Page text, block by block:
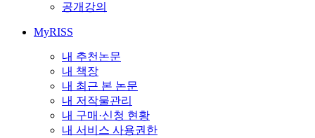
공개강의
MyRISS
내 추천논문
내 책장
내 최근 본 논문
내 저작물관리
내 구매·신청 현황
내 서비스 사용권한